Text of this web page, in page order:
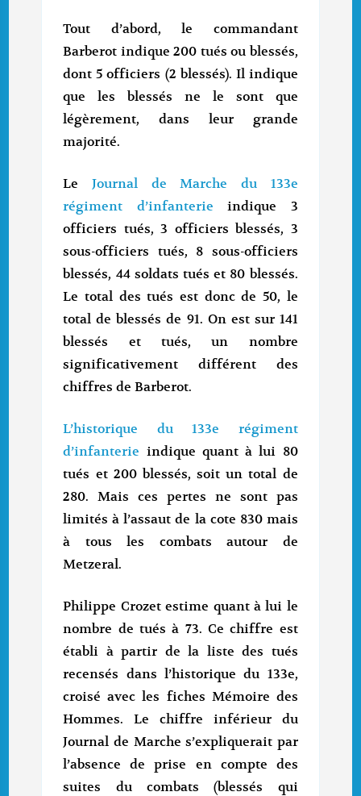
Tout d’abord, le commandant
Barberot indique 200 tués ou blessés,
dont 5 officiers (2 blessés). Il indique
que les blessés ne le sont que
légèrement, dans leur grande
majorité.
Le Journal de Marche du 133e
régiment d’infanterie indique 3
officiers tués, 3 officiers blessés, 3
sous-officiers tués, 8 sous-officiers
blessés, 44 soldats tués et 80 blessés.
Le total des tués est donc de 50, le
total de blessés de 91. On est sur 141
blessés et tués, un nombre
significativement différent des
chiffres de Barberot.
L’historique du 133e régiment
d’infanterie indique quant à lui 80
tués et 200 blessés, soit un total de
280. Mais ces pertes ne sont pas
limités à l’assaut de la cote 830 mais
à tous les combats autour de
Metzeral.
Philippe Crozet estime quant à lui le
nombre de tués à 73. Ce chiffre est
établi à partir de la liste des tués
recensés dans l’historique du 133e,
croisé avec les fiches Mémoire des
Hommes. Le chiffre inférieur du
Journal de Marche s’expliquerait par
l’absence de prise en compte des
suites du combats (blessés qui